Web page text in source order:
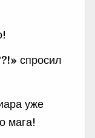
спросил
уже
мага!